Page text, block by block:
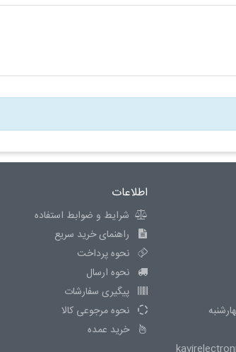
اطلاعات
شرایط و ضوابط استفاده
راهنمای خرید سریع
نحوه پرداخت
نحوه ارسال
پیگیری سفارشات
نحوه مرجوعی کالا
خرید عمده